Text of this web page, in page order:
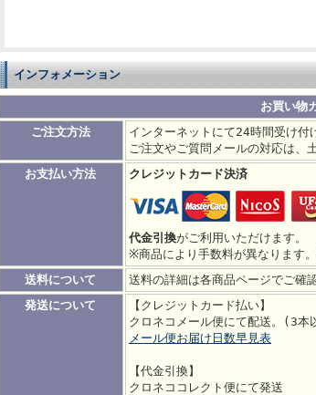
インフォメーション
お買い物
ご注文方法
インターネットにて24時間受け付
ご注文やご質問メールの対応は、
お支払い方法
クレジットカード決済
代金引換がご利用いただけます。
※商品により手数料が異なります
送料について
送料の詳細は各商品ページでご確
発送について
【クレジットカード払い】
クロネコメール便にて配送。(3本
メール便お届け日数早見表
【代金引換】
クロネココレクト便にて発送